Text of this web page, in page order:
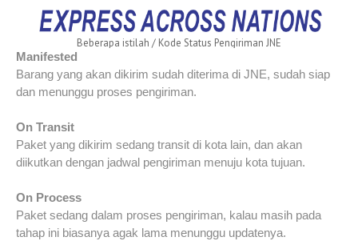
Beberapa istilah / Kode Status Pengiriman JNE
Manifested
Barang yang akan dikirim sudah diterima di JNE, sudah siap
dan menunggu proses pengiriman.
On Transit
Paket yang dikirim sedang transit di kota lain, dan akan
diikutkan dengan jadwal pengiriman menuju kota tujuan.
On Process
Paket sedang dalam proses pengiriman, kalau masih pada
tahap ini biasanya agak lama menunggu updatenya.